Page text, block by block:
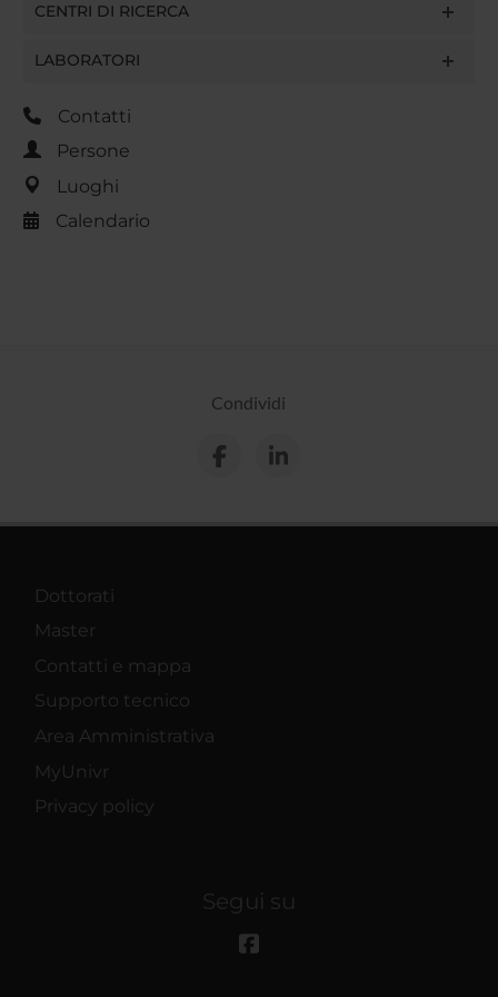
CENTRI DI RICERCA
LABORATORI
Contatti
Persone
Luoghi
Calendario
Condividi
Dottorati
Master
Contatti e mappa
Supporto tecnico
Area Amministrativa
MyUnivr
Privacy policy
Segui su